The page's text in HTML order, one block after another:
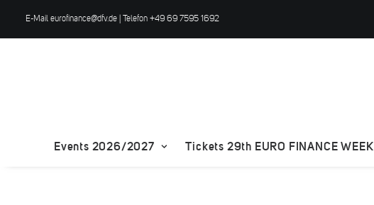
E-Mail eurofinance@dfv.de | Telefon +49 69 7595 1692
Events 2026/2027 Tickets 29th EURO FINANCE WEEK